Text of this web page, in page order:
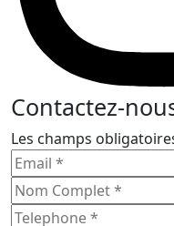
Contactez-
Les champs